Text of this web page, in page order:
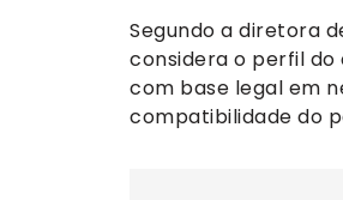
Segundo a diretora
considera o perfil
com base legal em
compatibilidade do